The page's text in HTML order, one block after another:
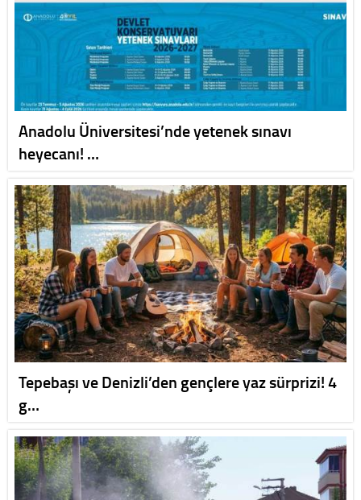
Anadolu Üniversitesi’nde yetenek sınavı
heyecanı! …
Tepebaşı ve Denizli’den gençlere yaz sürprizi! 4
g…